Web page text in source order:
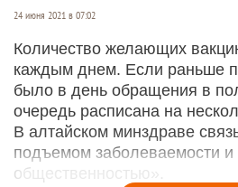
24 июня 2021 в 07:02
Количество желающих
каждым днем. Если раньше
было в день обращения в
очередь расписана на
В алтайском минздраве
подъемом заболеваемости и
общественностью».